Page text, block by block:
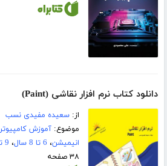
دانلود کتاب نرم افزار نقاشی (Paint)
از:سعیده مفیدی نسب
موضوع:آموزش کامپیوتر
انیمیشن، 6 تا 8 سال ، 9 تا 12 سال
۳۸ صفحه